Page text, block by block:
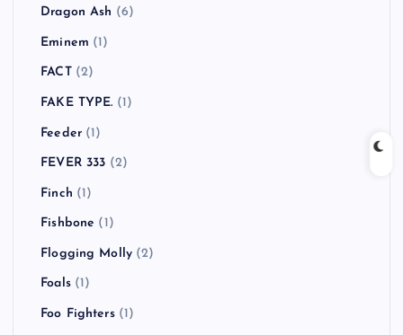
Dragon Ash (6)
Eminem (1)
FACT(2)
FAKE TYPE. (1)
Feeder(1)
FEVER 333 (2)
Finch (1)
Fishbone (1)
Flogging Molly (2)
Foals(1)
Foo Fighters(1)